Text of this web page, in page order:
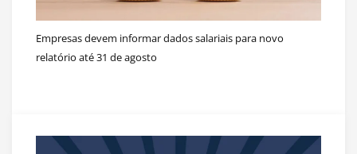
Empresas devem informar dados salariais para novo
relatório até 31 de agosto